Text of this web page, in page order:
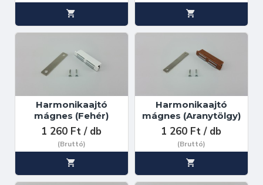
Harmonikaajtó
mágnes (Fehér)
1 260 Ft / db
(Bruttó)
Harmonikaajtó
mágnes (Aranytölgy)
1 260 Ft / db
(Bruttó)